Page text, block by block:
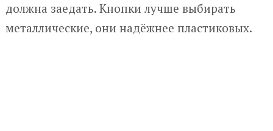
должна заедать. Кнопки лучше выбирать
металлические, они надёжнее пластиковых.